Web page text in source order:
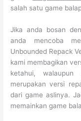
salah satu game
Jika anda bosan
anda mencoba
Unbounded Repack
kami membagikan
ketahui, walaupun
merupakan versi
dari game aslinya.
memainkan game